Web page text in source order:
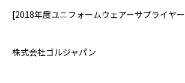
[2018年度ユニフォームウェアーサプライヤー
株式会社ゴルジャパン